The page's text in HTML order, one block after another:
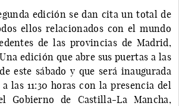
edición se dan cita un total de
ellos relacionados con el mundo
de las provincias de Madrid,
edición que abre sus puertas a las
este sábado y que será inaugurada
las 11:30 horas con la presencia del
Gobierno de Castilla-La Mancha,